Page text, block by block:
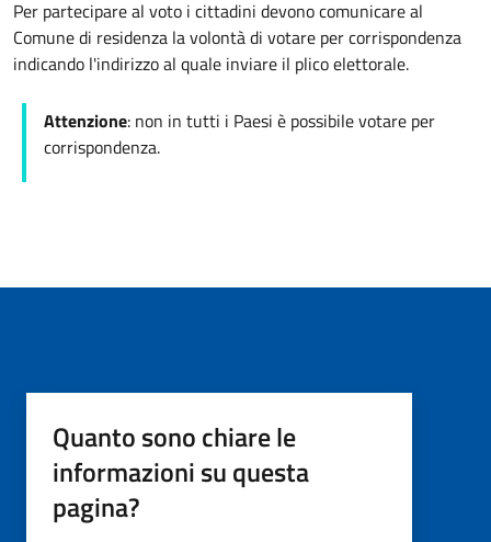
Per partecipare al voto i cittadini devono comunicare al
Comune di residenza la volontà di votare per corrispondenza
indicando l'indirizzo al quale inviare il plico elettorale.
Attenzione: non in tutti i Paesi è possibile votare per
corrispondenza.
Quanto sono chiare le
informazioni su questa
pagina?